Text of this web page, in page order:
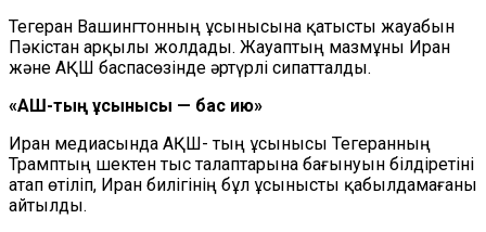
Тегеран Вашингтонның ұсынысына қатысты жауабын
Пәкістан арқылы жолдады. Жауаптың мазмұны Иран
және АҚШ баспасөзінде әртүрлі сипатталды.
«АҚШ-тың ұсынысы — бас ию»
Иран медиасында АҚШ- тың ұсынысы Тегеранның
Трамптың шектен тыс талаптарына бағынуын білдіретіні
атап өтіліп, Иран билігінің бұл ұсынысты қабылдамағаны
айтылды.